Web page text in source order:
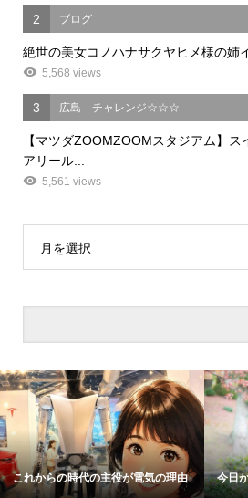
2 ブログ
絶世の美女コノハナサクヤヒメ様の姉
5,568 views
3 広島 チャレンジ☆☆☆
【マツダZOOMZOOMスタジアム】
アリール...
5,561 views
月を選択
これからの時代の主役が電気の理由 今日